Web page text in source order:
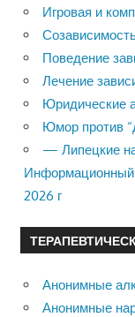
Игровая и
Поведение
Лечение
Юридические
Юмор против
— Липецкие
Информационный
2026 г
Анонимные
Анонимные